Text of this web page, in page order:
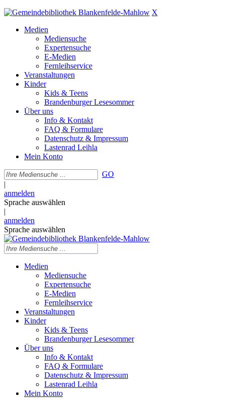
X
Medien
Mediensuche
Expertensuche
E-Medien
Fernleihservice
Veranstaltungen
Kinder
Kids & Teens
Brandenburger Lesesommer
Über uns
Info & Kontakt
FAQ & Formulare
Datenschutz & Impressum
Lastenrad Leihla
Mein Konto
GO
|
anmelden
Sprache auswählen
|
anmelden
Sprache auswählen
Medien
Mediensuche
Expertensuche
E-Medien
Fernleihservice
Veranstaltungen
Kinder
Kids & Teens
Brandenburger Lesesommer
Über uns
Info & Kontakt
FAQ & Formulare
Datenschutz & Impressum
Lastenrad Leihla
Mein Konto